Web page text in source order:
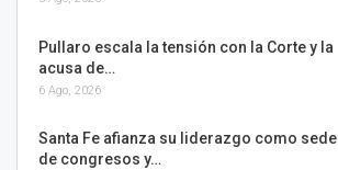
Pullaro escala la tensión con la Corte y la
acusa de…
6 Ago, 2026
Santa Fe afianza su liderazgo como sede
de congresos y…